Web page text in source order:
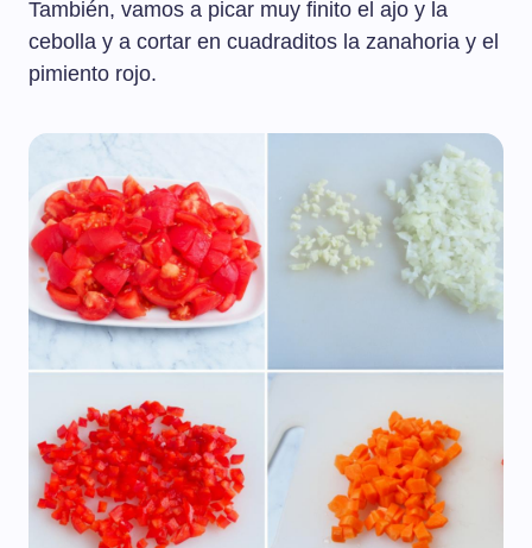
También, vamos a picar muy finito el ajo y la
cebolla y a cortar en cuadraditos la zanahoria y el
pimiento rojo.